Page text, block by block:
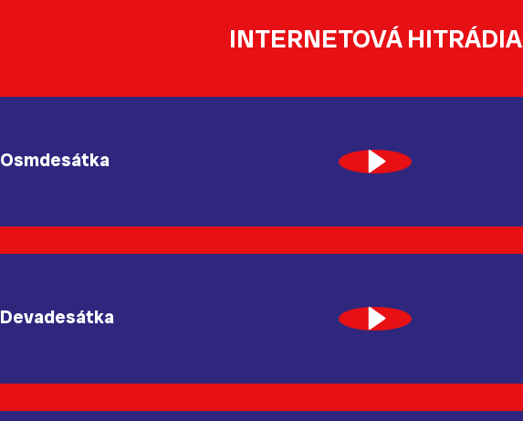
INTERNETOVÁ HITRÁDIA
Osmdesátka
Devadesátka